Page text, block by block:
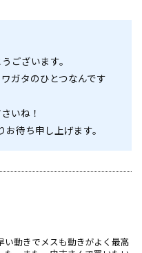
ございます。
ガタのひとつなんです
いね！
待ち申し上げます。
動きでメスも動きがよく最高